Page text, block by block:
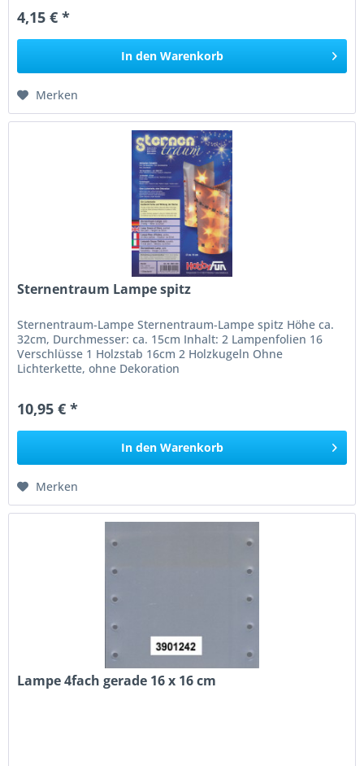
4,15 € *
In den Warenkorb
Merken
Sternentraum Lampe spitz
Sternentraum-Lampe Sternentraum-Lampe spitz Höhe ca.
32cm, Durchmesser: ca. 15cm Inhalt: 2 Lampenfolien 16
Verschlüsse 1 Holzstab 16cm 2 Holzkugeln Ohne
Lichterkette, ohne Dekoration
10,95 € *
In den Warenkorb
Merken
Lampe 4fach gerade 16 x 16 cm